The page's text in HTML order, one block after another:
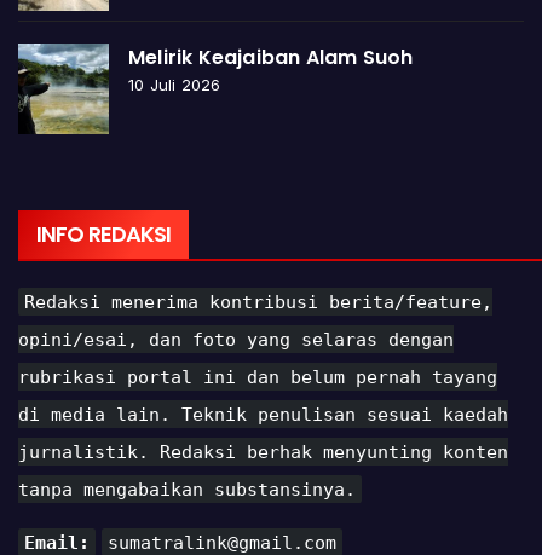
Melirik Keajaiban Alam Suoh
10 Juli 2026
INFO REDAKSI
Redaksi menerima kontribusi berita/feature,
opini/esai, dan foto yang selaras dengan
rubrikasi portal ini dan belum pernah tayang
di media lain. Teknik penulisan sesuai kaedah
jurnalistik. Redaksi berhak menyunting konten
tanpa mengabaikan substansinya.
Email: sumatralink@gmail.com